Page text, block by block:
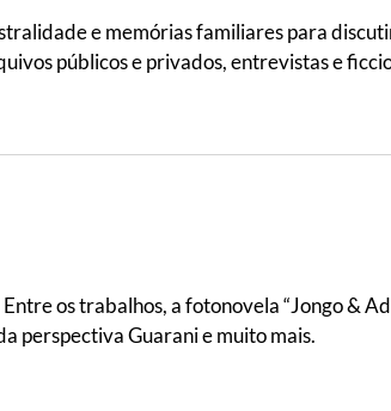
e memórias familiares para
públicos e privados, entrevistas e
os trabalhos, a fotonovela “Jongo &
perspectiva Guarani e muito mais.